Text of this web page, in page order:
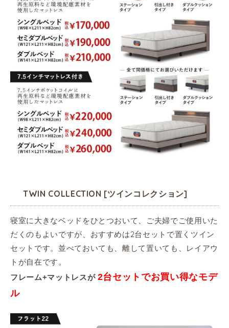
TWIN COLLECTION [ツインコレクション]
寝室に大きなベッドをひとつおいて、ご夫婦でご使用いた
だくのもよいですが、おすすめは2台セットで置くツイン
セットです。並べておいても、離して置いても、レイアウ
トが自在です。
フレーム+マットレスが 2台セットでお買い得なモデ
ル